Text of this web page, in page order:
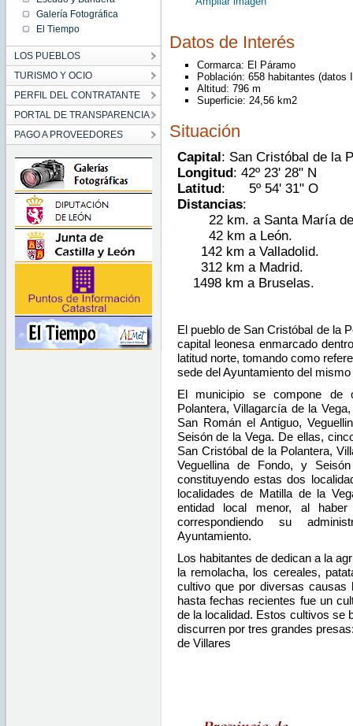
Galería Fotográfica
El Tiempo
LOS PUEBLOS
TURISMO Y OCIO
PERFIL DEL CONTRATANTE
PORTAL DE TRANSPARENCIA
PAGO A PROVEEDORES
Datos de Interés
Cormarca: El Páramo
Población: 658 habitantes (datos
Altitud: 796 m
Superficie: 24,56 km2
Situación
Capital: San Cristóbal de la
Longitud: 42º 23' 28" N
Latitud: 5º 54' 31" O
Distancias:
22 km. a Santa María
42 km a León.
142 km a Valladolid.
312 km a Madrid.
1498 km a Bruselas.
El pueblo de San Cristóbal de la
capital leonesa enmarcado
latitud norte, tomando como
sede del Ayuntamiento del
El municipio se compone de
Polantera, Villagarcía de la
San Román el Antiguo,
Seisón de la Vega. De ellas,
San Cristóbal de la Polantera,
Veguellina de Fondo, y
constituyendo estas dos
localidades de Matilla de la
entidad local menor, al
correspondiendo su
Ayuntamiento.
Los habitantes de dedican a la
la remolacha, los cereales,
cultivo que por diversas causas
hasta fechas recientes fue un
de la localidad. Estos cultivos se
discurren por tres grandes
de Villares